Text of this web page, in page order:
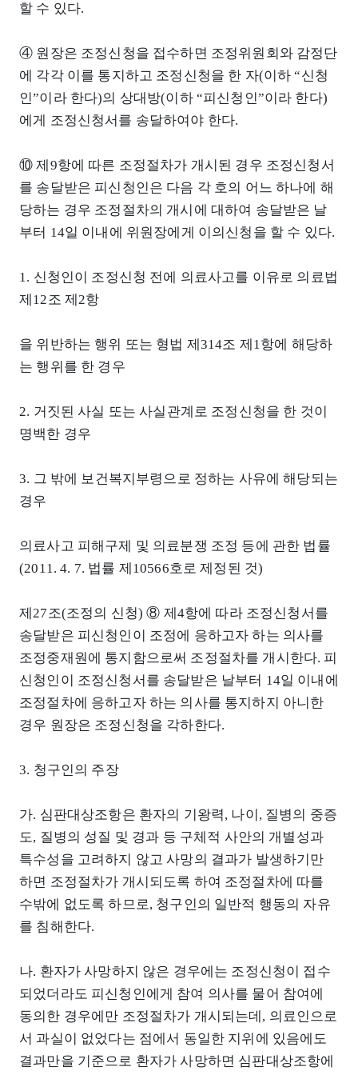
할 수 있다.
④ 원장은 조정신청을 접수하면 조정위원회와 감정단
에 각각 이를 통지하고 조정신청을 한 자(이하 “신청
인”이라 한다)의 상대방(이하 “피신청인”이라 한다)
에게 조정신청서를 송달하여야 한다.
⑩ 제9항에 따른 조정절차가 개시된 경우 조정신청서
를 송달받은 피신청인은 다음 각 호의 어느 하나에 해
당하는 경우 조정절차의 개시에 대하여 송달받은 날
부터 14일 이내에 위원장에게 이의신청을 할 수 있다.
1. 신청인이 조정신청 전에 의료사고를 이유로 의료법
제12조 제2항
을 위반하는 행위 또는 형법 제314조 제1항에 해당하
는 행위를 한 경우
2. 거짓된 사실 또는 사실관계로 조정신청을 한 것이
명백한 경우
3. 그 밖에 보건복지부령으로 정하는 사유에 해당되는
경우
의료사고 피해구제 및 의료분쟁 조정 등에 관한 법률
(2011. 4. 7. 법률 제10566호로 제정된 것)
제27조(조정의 신청) ⑧ 제4항에 따라 조정신청서를
송달받은 피신청인이 조정에 응하고자 하는 의사를
조정중재원에 통지함으로써 조정절차를 개시한다. 피
신청인이 조정신청서를 송달받은 날부터 14일 이내에
조정절차에 응하고자 하는 의사를 통지하지 아니한
경우 원장은 조정신청을 각하한다.
3. 청구인의 주장
가. 심판대상조항은 환자의 기왕력, 나이, 질병의 중증
도, 질병의 성질 및 경과 등 구체적 사안의 개별성과
특수성을 고려하지 않고 사망의 결과가 발생하기만
하면 조정절차가 개시되도록 하여 조정절차에 따를
수밖에 없도록 하므로, 청구인의 일반적 행동의 자유
를 침해한다.
나. 환자가 사망하지 않은 경우에는 조정신청이 접수
되었더라도 피신청인에게 참여 의사를 물어 참여에
동의한 경우에만 조정절차가 개시되는데, 의료인으로
서 과실이 없었다는 점에서 동일한 지위에 있음에도
결과만을 기준으로 환자가 사망하면 심판대상조항에